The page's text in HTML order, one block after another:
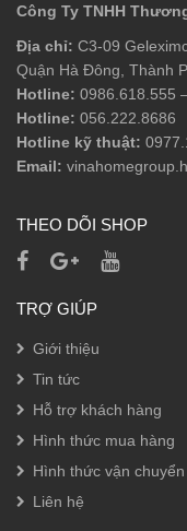
Công Ty TNHH
Địa chỉ: C3-09
Quận Hà Đông, Thành
Hotline: 0986.618.555
Hotline: 056.222.8686
Hotline kỹ thuật:
Email:
THEO DÕI SHOP
TRỢ GIÚP
Giới thiệu
Tin tức
Hỗ trợ khách hàng
Hình thức mua hàng
Hình thức vận chuyển
Liên hệ